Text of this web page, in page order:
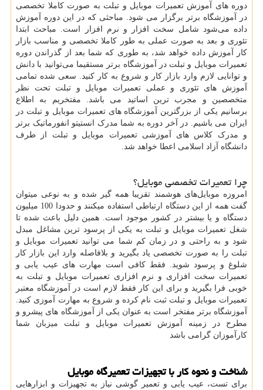
دوره های آموزش تعمیرات موبایل و تبلت به صورت کاملا تخصصی
در آموزشگاه برتر برگزار می شود. مباحثی که در این دوره آموزش
داده می‌شود شامل سخت افزار و نرم افزار است. مباحث ابتدا
تئوری و بعد به صورت عملی به طور کاملا تخصصی و مناسب بازار
کار آموزش داده خواهد شد، به طوری که شما بعد از گذراندن دوره
تعمیرات موبایل و تبلت در آموزشگاه برتر مستقیما می‌توانید با دانش
و توانایی لازم وارد بازار کار و شروع به کار کنید. سعی شده تمامی
آموزش های تئوری و عملی تعمیرات موبایل و تبلت تحت نظر
متخصصین و مجرب ترین اساتید می باشد. مفتخریم به اطلاع
برسانیم یکی از بزرگترین آموزشگاه های تعمیرات موبایل و تبلت در
ایران می باشیم. در آخر دوره به شما مدرک انستیتو انفورماتیک برتر
و مدرک کلاس‌ های آموزشی تعمیرات موبایل و تبلت از طرف
دانشگاه آزاد اسلامی اعطا خواهد شد.
چرا تعمیرات تخصصی موبایل؟
امروزه موبایل‌های هوشمند تقریبا همه گیر شده و به نوعی میتوان
گفت همه از این دستگاه ارتباطی استفاده میکنند و حدودا 100 میلیون
دستگاه و یا بیشتر در کشور موجود است. همین دلیل باعث شده تا
شغل تعمیرات موبایل و تبلت به یکی از پرسود ترین مشاغل مبدل
شود و به راحتی و در زمان کم شما می توانید تعمیرات موبایل و
تبلت را به صورت تخصصی یاد بگیرید و بلافاصله وارد این بازار کار
شلوغ و پرسود شوید. فقط کافی است مهارت های عیب یابی و
تعمیرات سخت افزاری و نرم افزاری تعمیرات موبایل و تبلت به
خوبی فرا بگیرید و برای این کار فقط لازم است در آموزشگاه معتبر
تعمیرات موبایل و تبلت ثبت نام کرده و شروع به مهارت آموزی کنید.
آموزشگاه برتر مفتخر است به عنوان یکی از آموزشگاه های پیشرو و
مطرح در زمینه آموزش تعمیرات موبایل و تبلت میزبان شما
کارآموزان گرامی باشد
شناخت و نحوه کار با تجهیزات تعمیرگاه موبایل
برای تست، عیب یابی و تعمیر گوشی نیاز به تجهیزات و ابزارهایی